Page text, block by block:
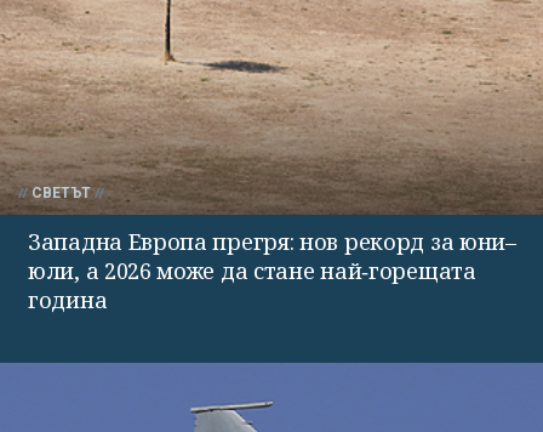
СВЕТЪТ
Западна Европа прегря: нов рекорд за юни–
юли, а 2026 може да стане най‑горещата
година